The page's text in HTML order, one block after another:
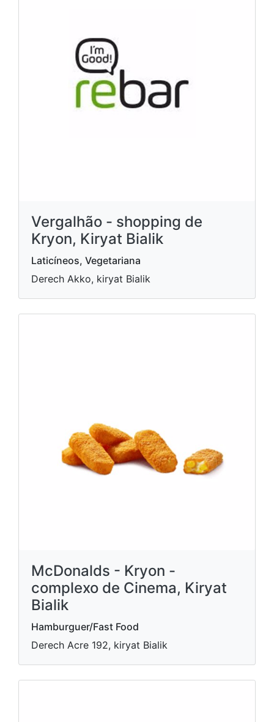
Vergalhão - shopping de
Kryon, Kiryat Bialik
Laticíneos, Vegetariana
Derech Akko, kiryat Bialik
McDonalds - Kryon -
complexo de Cinema, Kiryat
Bialik
Hamburguer/Fast Food
Derech Acre 192, kiryat Bialik